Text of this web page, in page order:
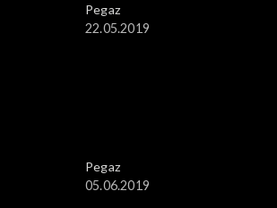
Pegaz
22.05.2019
Pegaz
05.06.2019